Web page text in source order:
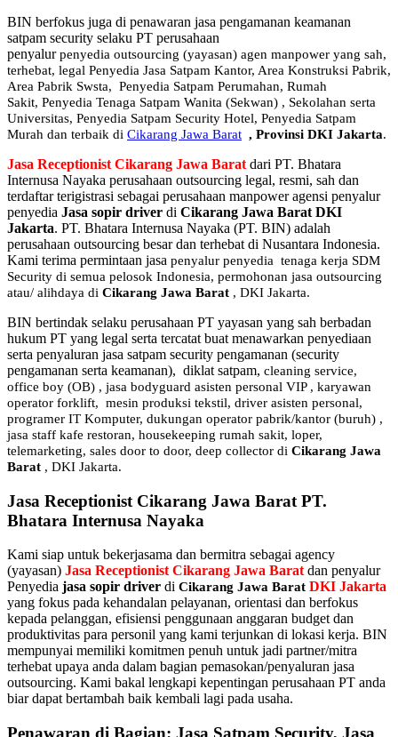
BIN berfokus juga di penawaran jasa pengamanan keamanan
satpam security selaku PT perusahaan
penyalurpenyedia outsourcing (yayasan) agen manpower yang sah,
terhebat, legal Penyedia Jasa Satpam Kantor, Area Konstruksi Pabrik,
Area Pabrik Swsta, Penyedia Satpam Perumahan, Rumah
Sakit, Penyedia Tenaga Satpam Wanita (Sekwan) , Sekolahan serta
Universitas, Penyedia Satpam Security Hotel, Penyedia Satpam
Murah dan terbaik di Cikarang Jawa Barat , Provinsi DKI Jakarta.
Jasa Receptionist Cikarang Jawa Barat dari PT. Bhatara
Internusa Nayaka perusahaan outsourcing legal, resmi, sah dan
terdaftar terigistrasi sebagai perusahaan manpower agensi penyalur
penyedia Jasa sopir driver di Cikarang Jawa Barat DKI
Jakarta. PT. Bhatara Internusa Nayaka (PT. BIN) adalah
perusahaan outsourcing besar dan terhebat di Nusantara Indonesia.
Kami terima permintaan jasa penyalur penyedia tenaga kerja SDM
Security di semua pelosok Indonesia, permohonan jasa outsourcing
atau/ alihdaya di Cikarang Jawa Barat , DKI Jakarta.
BIN bertindak selaku perusahaan PT yayasan yang sah berbadan
hukum PT yang legal serta tercatat buat menawarkan penyediaan
serta penyaluran jasa satpam security pengamanan (security
pengamanan serta keamanan), diklat satpam, cleaning service,
office boy (OB) , jasa bodyguard asisten personal VIP , karyawan
operator forklift, mesin produksi tekstil, driver asisten personal,
programer IT Komputer, dukungan operator pabrik/kantor (buruh) ,
jasa staff kafe restoran, housekeeping rumah sakit, loper,
telemarketing, sales door to door, deep collector di Cikarang Jawa
Barat , DKI Jakarta.
Jasa Receptionist Cikarang Jawa Barat PT.
Bhatara Internusa Nayaka
Kami siap untuk bekerjasama dan bermitra sebagai agency
(yayasan) Jasa Receptionist Cikarang Jawa Barat dan penyalur
Penyedia jasa sopir driver di Cikarang Jawa Barat DKI Jakarta
yang fokus pada kehandalan pelayanan, orientasi dan berfokus
kepada pelanggan, efisiensi penggunaan anggaran budget dan
produktivitas para personil yang kami terjunkan di lokasi kerja. BIN
mempunyai memiliki komitmen penuh untuk jadi partner/mitra
terhebat upaya anda dalam bagian pemasokan/penyaluran jasa
outsourcing. Kami bakal lengkapi kepentingan perusahaan PT anda
biar dapat bertambah baik kembali lagi pada usaha.
Penawaran di Bagian: Jasa Satpam Security, Jasa